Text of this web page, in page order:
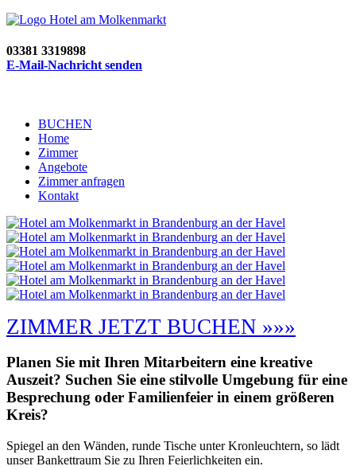
03381 3319898
E-Mail-Nachricht senden
BUCHEN
Home
Zimmer
Angebote
Zimmer anfragen
Kontakt
ZIMMER JETZT BUCHEN »»»
Planen Sie mit Ihren Mitarbeitern eine kreative
Auszeit? Suchen Sie eine stilvolle Umgebung für eine
Besprechung oder Familienfeier in einem größeren
Kreis?
Spiegel an den Wänden, runde Tische unter Kronleuchtern, so lädt
unser Bankettraum Sie zu Ihren Feierlichkeiten ein.